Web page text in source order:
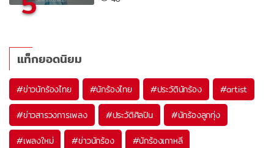
แท็กยอดนิยม
#ข่าวนักร้องไทย #นักร้องไทย #ประวัตินักร้อง #artist
#ข่าวสารวงการเพลง #ประวัติศิลปิน #นักร้องลูกทุ่ง
#เพลงใหม่ #ข่าวนักร้อง #นักร้องเกาหลี